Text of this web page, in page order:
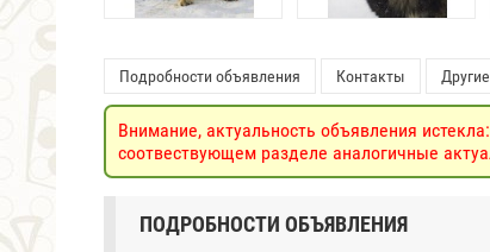
Подробности объявления Контакты
Внимание, актуальность объявления
соотвествующем разделе аналогичные
ПОДРОБНОСТИ ОБЪЯВЛЕНИЯ